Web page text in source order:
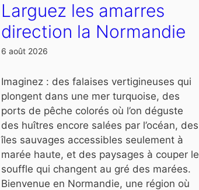
Larguez les amarres
direction la Normandie
6 août 2026
Imaginez : des falaises vertigineuses qui
plongent dans une mer turquoise, des
ports de pêche colorés où l’on déguste
des huîtres encore salées par l’océan, des
îles sauvages accessibles seulement à
marée haute, et des paysages à couper le
souffle qui changent au gré des marées.
Bienvenue en Normandie, une région où